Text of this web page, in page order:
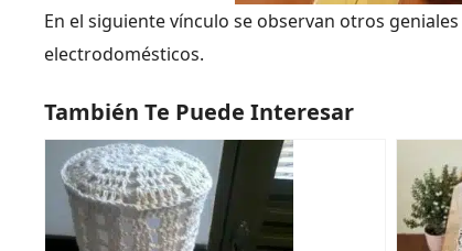
En el siguiente vínculo se observan otros geniales
electrodomésticos.
También Te Puede Interesar